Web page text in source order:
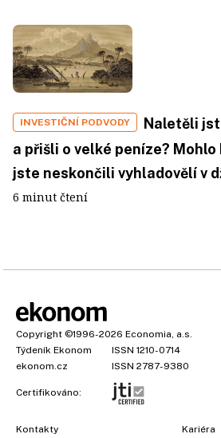
INVESTIČNÍ PODVODY
Naletěli
a přišli o velké peníze?
jste neskončili vyhladovělí v
6 minut čtení
Copyright ©1996-2026 Economia, a.s.
Týdeník Ekonom
ISSN 1210-0714
ekonom.cz
ISSN 2787-9380
Certifikováno:
Kontakty
Kariéra